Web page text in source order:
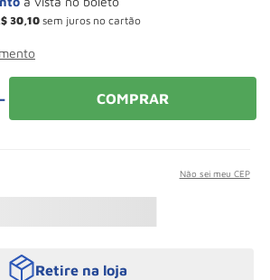
30 10 sem juros no cartão
COMPRAR
Não sei meu CEP
Retire na loja